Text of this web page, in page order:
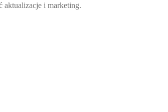
aktualizacje i marketing.